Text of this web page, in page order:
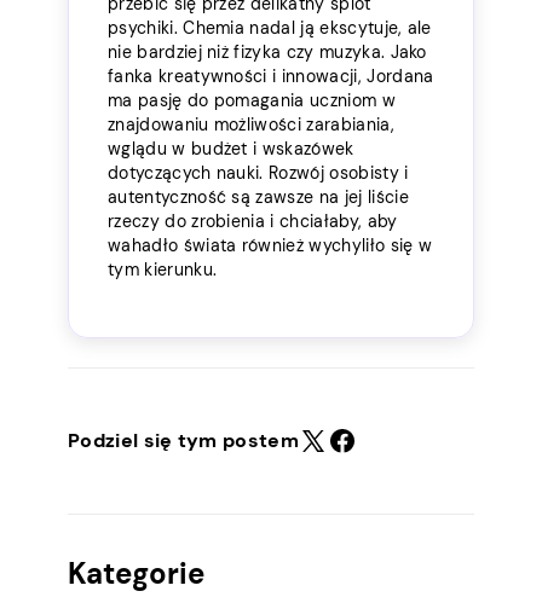
psychiki. Chemia nadal ją ekscytuje, ale
nie bardziej niż fizyka czy muzyka. Jako
fanka kreatywności i innowacji, Jordana
ma pasję do pomagania uczniom w
znajdowaniu możliwości zarabiania,
wglądu w budżet i wskazówek
dotyczących nauki. Rozwój osobisty i
autentyczność są zawsze na jej liście
rzeczy do zrobienia i chciałaby, aby
wahadło świata również wychyliło się w
tym kierunku.
Podziel się tym postem
Kategorie